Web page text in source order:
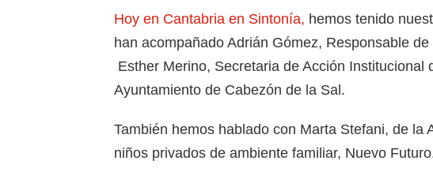
Hoy en Cantabria en Sintonía, hemos tenido
han acompañado Adrián Gómez, Responsable
Esther Merino, Secretaria de Acción Institucional
Ayuntamiento de Cabezón de la Sal.
También hemos hablado con Marta Stefani, de la
niños privados de ambiente familiar, Nuevo